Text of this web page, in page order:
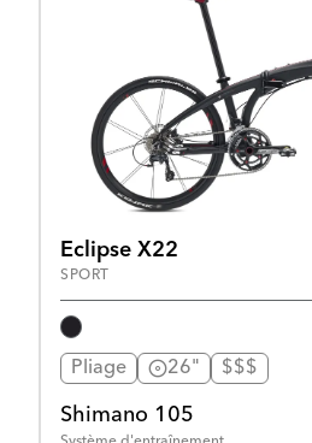
Eclipse X22
SPORT
Pliage 26" $$$
Shimano 105